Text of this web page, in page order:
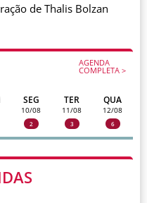
de Thalis Bolzan
AGENDA
COMPLETA >
SEG
10/08
2
TER
11/08
3
QUA
12/08
6